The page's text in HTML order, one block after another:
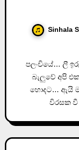
Sinhala
පලංචියේ… ලී ඉරුවේ… අපි එකට මල් පැන් පොදක් රහ
බැලුවේ අපි
හොදට… ඇයි
විරසක